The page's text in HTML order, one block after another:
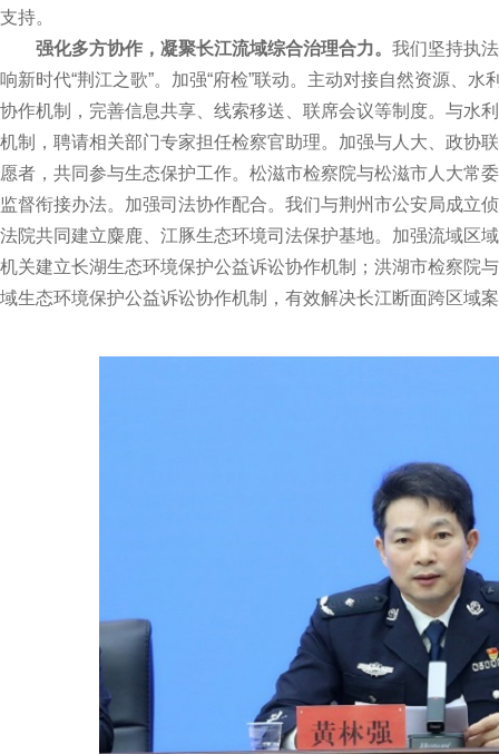
支持。
强化多方协作，凝聚长江流域综合治理合力。 我们坚持执
响新时代“荆江之歌”。加强“府检”联动。主动对接自然资源、
协作机制，完善信息共享、线索移送、联席会议等制度。与水
机制，聘请相关部门专家担任检察官助理。加强与人大、政协
愿者，共同参与生态保护工作。松滋市检察院与松滋市人大常
监督衔接办法。加强司法协作配合。我们与荆州市公安局成立
法院共同建立麋鹿、江豚生态环境司法保护基地。加强流域区
机关建立长湖生态环境保护公益诉讼协作机制；洪湖市检察院
域生态环境保护公益诉讼协作机制，有效解决长江断面跨区域